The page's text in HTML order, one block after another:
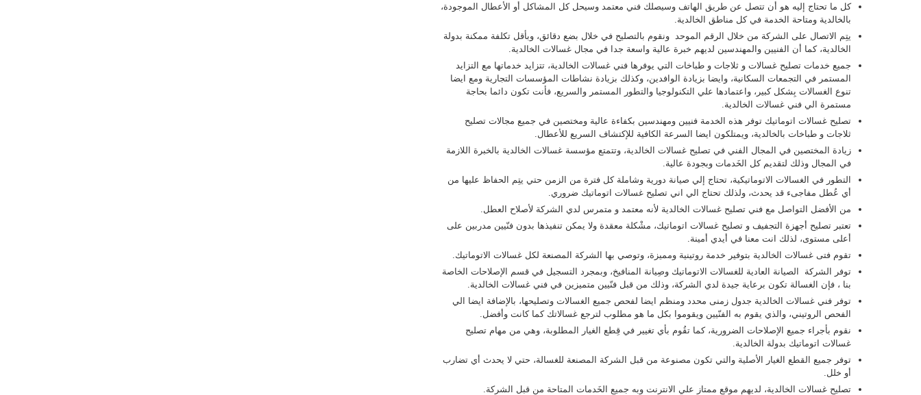
كل ما تحتاج إليه هو أن تتصل عن طريق الهاتف وسيصلك فني معتمد وسيحل كل المشاكل أو الأعطال الموجودة،
بالخالدية ومتاحة الخدمة في كل مناطق الخالدية.
يتِم الاتصال على الشركة من خلال الرقم الموحد ونقوم بالتصليح في خلال بضع دقائق، وبأقل تكلفة ممكنة بدولة
الخالدية، كما أن الفنيين والمهندسين لديهم خبرة عالية واسعة جدا في مجال غسالات الخالدية.
جميع خدمات تصليح غسالات و ثلاجات و طباخات التي يوفرها فني غسالات الخالدية، تتزايد خدماتها مع التزايد
المستمر في التجمعات السكانية، وايضا بزيادة الوافدين، وكذلك بزيادة نشاطات المؤسسات التجارية ومع ايضا
تنوع الغسالات بِشكل كبير، واعتمادها علي التكنولوجيا والتطور المستمر والسريع، فأنت تكون دائما بحاجة
مستمرة الي فني غسالات الخالدية.
تصليح غسالات اتوماتيك توفر هذه الخدمة فنيين ومهندسين بكفاءة عالية ومختصين في جميع مجالات تصليح
ثلاجات و طباخات بالخالدية، ويمتلكون ايضا السرعة الكافية للإكتشاف السريع للأعطال.
زيادة المختصين في المجال الفني في تصليح غسالات الخالدية، وتتمتع مؤسسة غسالات الخالدية بالخبرة اللازمة
في المجال وذلك لتقديم كل الخَدمات وبجودة عالية.
التطور في الغسالات الاتوماتيكية، تحتاج إلي صيانة دورية وشاملة كل فترة من الزمن حتي يتِم الحفاظ عليها من
أي عُطل مفاجىء قد يحدث، ولذلك تحتاج الي اني تصليح غسالات اتوماتيك ضروري.
من الأفضل التواصل مع فني تصليح غسالات الخالدية لأنه معتمد و متمرس لدي الشركة لأصلاح العطل.
تعتبر تصليح أجهزة التجفيف و تصليح غسالات اتوماتيك، مشْكلة معقدة ولا يمكن تنفيذها بدون فنّيين مدربين على
أعلى مستوى، لذلك انت معنا في أيدي أمينة.
تقوم فتى غسالات الخالدية بتوفير خدمة روتينية ومميزة، وتوصي بها الشركة المصنعة لكل غسالات الاتوماتيك.
توفر الشركة الصيانة العادية للغسالات الاتوماتيك وصِيانة المنافيخ، وبمجرد التسجيل في قسم الإصلاحات الخاصة
بنا ، فإن الغسالة تكون برعاية جيدة لدي الشركة، وذلك من قبل فنّيين متميزين في فني غسالات الخالدية.
توفر فني غسالات الخالدية جدول زمنى محدد ومنظم ايضا لفحص جميع الغسالات وتصليحها، بالإضافة ايضا الي
الفحص الروتيني، والذي يقوم به الفنّيين ويقوموا بكل ما هو مطلوب لترجع غسالاتك كما كانت وأفضل.
نقوم بأجراء جميع الإصلاحات الضرورية، كما تقُوم بأي تغيير في قِطع الغيار المطلوبة، وهي من مهام تصليح
غسالات اتوماتيك بدولة الخالدية.
توفر جميع القطع الغيار الأصلية والتي تكون مصنوعة من قبل الشركة المصنعة للغسالة، حتي لا يحدث أي تضارب
أو خلل.
تصليح غسالات الخالدية، لديهم موقع ممتاز علي الانترنت وبه جميع الخَدمات المتاحة من قبل الشركة.